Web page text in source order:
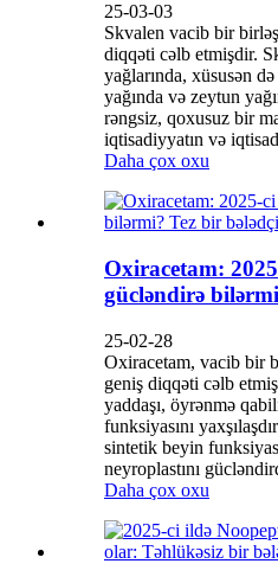
25-03-03
Skvalen vacib bir
diqqəti cəlb etmişdir.
yağlarında, xüsusən
yağında və zeytun
rəngsiz, qoxusuz bir
iqtisadiyyatın və
Daha çox oxu
Oxiracetam:
gücləndirə
25-02-28
Oxiracetam, vacib bir
geniş diqqəti cəlb
yaddaşı, öyrənmə
funksiyasını
sintetik beyin
neyroplastını
Daha çox oxu